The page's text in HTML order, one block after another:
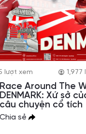
lượt xem 1,977
Race Around The
DENMARK: Xứ sở
câu chuyện cổ tích
Chia sẻ